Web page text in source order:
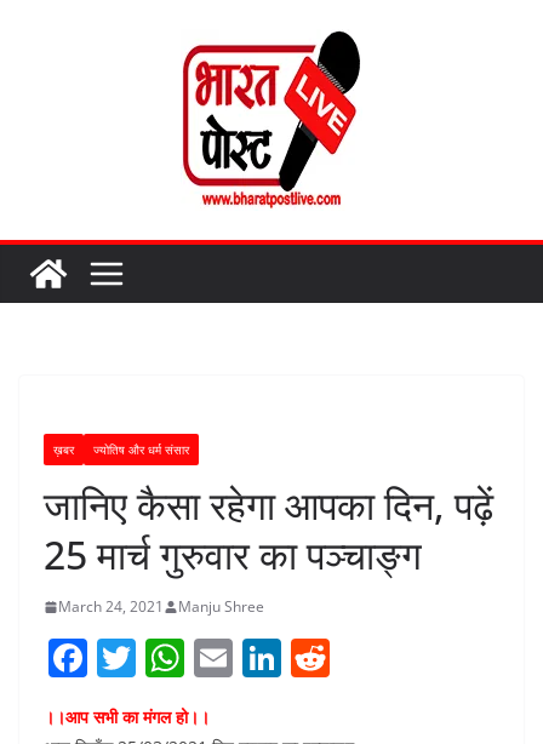
ख़बर ज्योतिष और धर्म संसार
जानिए कैसा रहेगा आपका दिन, पढ़ें
25 मार्च गुरुवार का पञ्चाङ्ग
March 24, 2021 Manju Shree
F T
w
W
h
E Li
।।आप सभी का मंगल हो।।